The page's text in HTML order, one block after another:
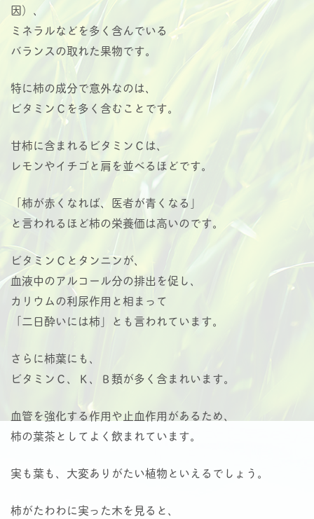
因）、
ミネラルなどを多く含んでいる
バランスの取れた果物です。
特に柿の成分で意外なのは、
ビタミンＣを多く含むことです。
甘柿に含まれるビタミンＣは、
レモンやイチゴと肩を並べるほどです。
「柿が赤くなれば、医者が青くなる」
と言われるほど柿の栄養価は高いのです。
ビタミンＣとタンニンが、
血液中のアルコール分の排出を促し、
カリウムの利尿作用と相まって
「二日酔いには柿」とも言われています。
さらに柿葉にも、
ビタミンＣ、Ｋ、Ｂ類が多く含まれいます。
血管を強化する作用や止血作用があるため、
柿の葉茶としてよく飲まれています。
実も葉も、大変ありがたい植物といえるでしょう。
柿がたわわに実った木を見ると、